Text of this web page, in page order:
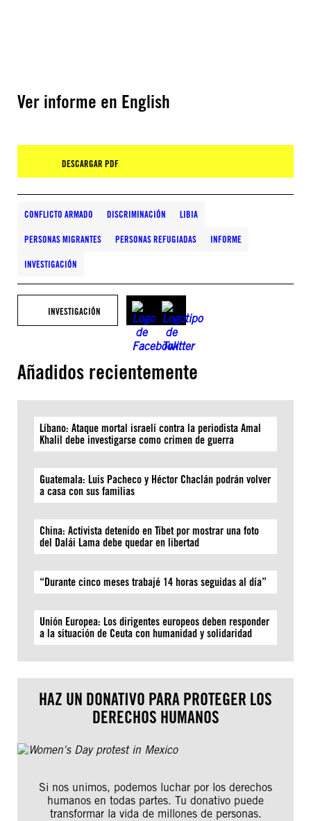
Ver informe en English
DESCARGAR PDF
CONFLICTO ARMADO DISCRIMINACIÓN LIBIA
PERSONAS MIGRANTES PERSONAS REFUGIADAS INFORME
INVESTIGACIÓN
INVESTIGACIÓN
Añadidos recientemente
Líbano: Ataque mortal israelí contra la periodista Amal
Khalil debe investigarse como crimen de guerra
Guatemala: Luis Pacheco y Héctor Chaclán podrán volver
a casa con sus familias
China: Activista detenido en Tíbet por mostrar una foto
del Dalái Lama debe quedar en libertad
“Durante cinco meses trabajé 14 horas seguidas al día”
Unión Europea: Los dirigentes europeos deben responder
a la situación de Ceuta con humanidad y solidaridad
HAZ UN DONATIVO PARA PROTEGER LOS
DERECHOS HUMANOS
Si nos unimos, podemos luchar por los derechos
humanos en todas partes. Tu donativo puede
transformar la vida de millones de personas.